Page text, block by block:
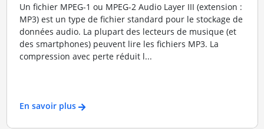
Un fichier MPEG-1 ou MPEG-2 Audio Layer III (extension :
MP3) est un type de fichier standard pour le stockage de
données audio. La plupart des lecteurs de musique (et
des smartphones) peuvent lire les fichiers MP3. La
compression avec perte réduit l...
En savoir plus